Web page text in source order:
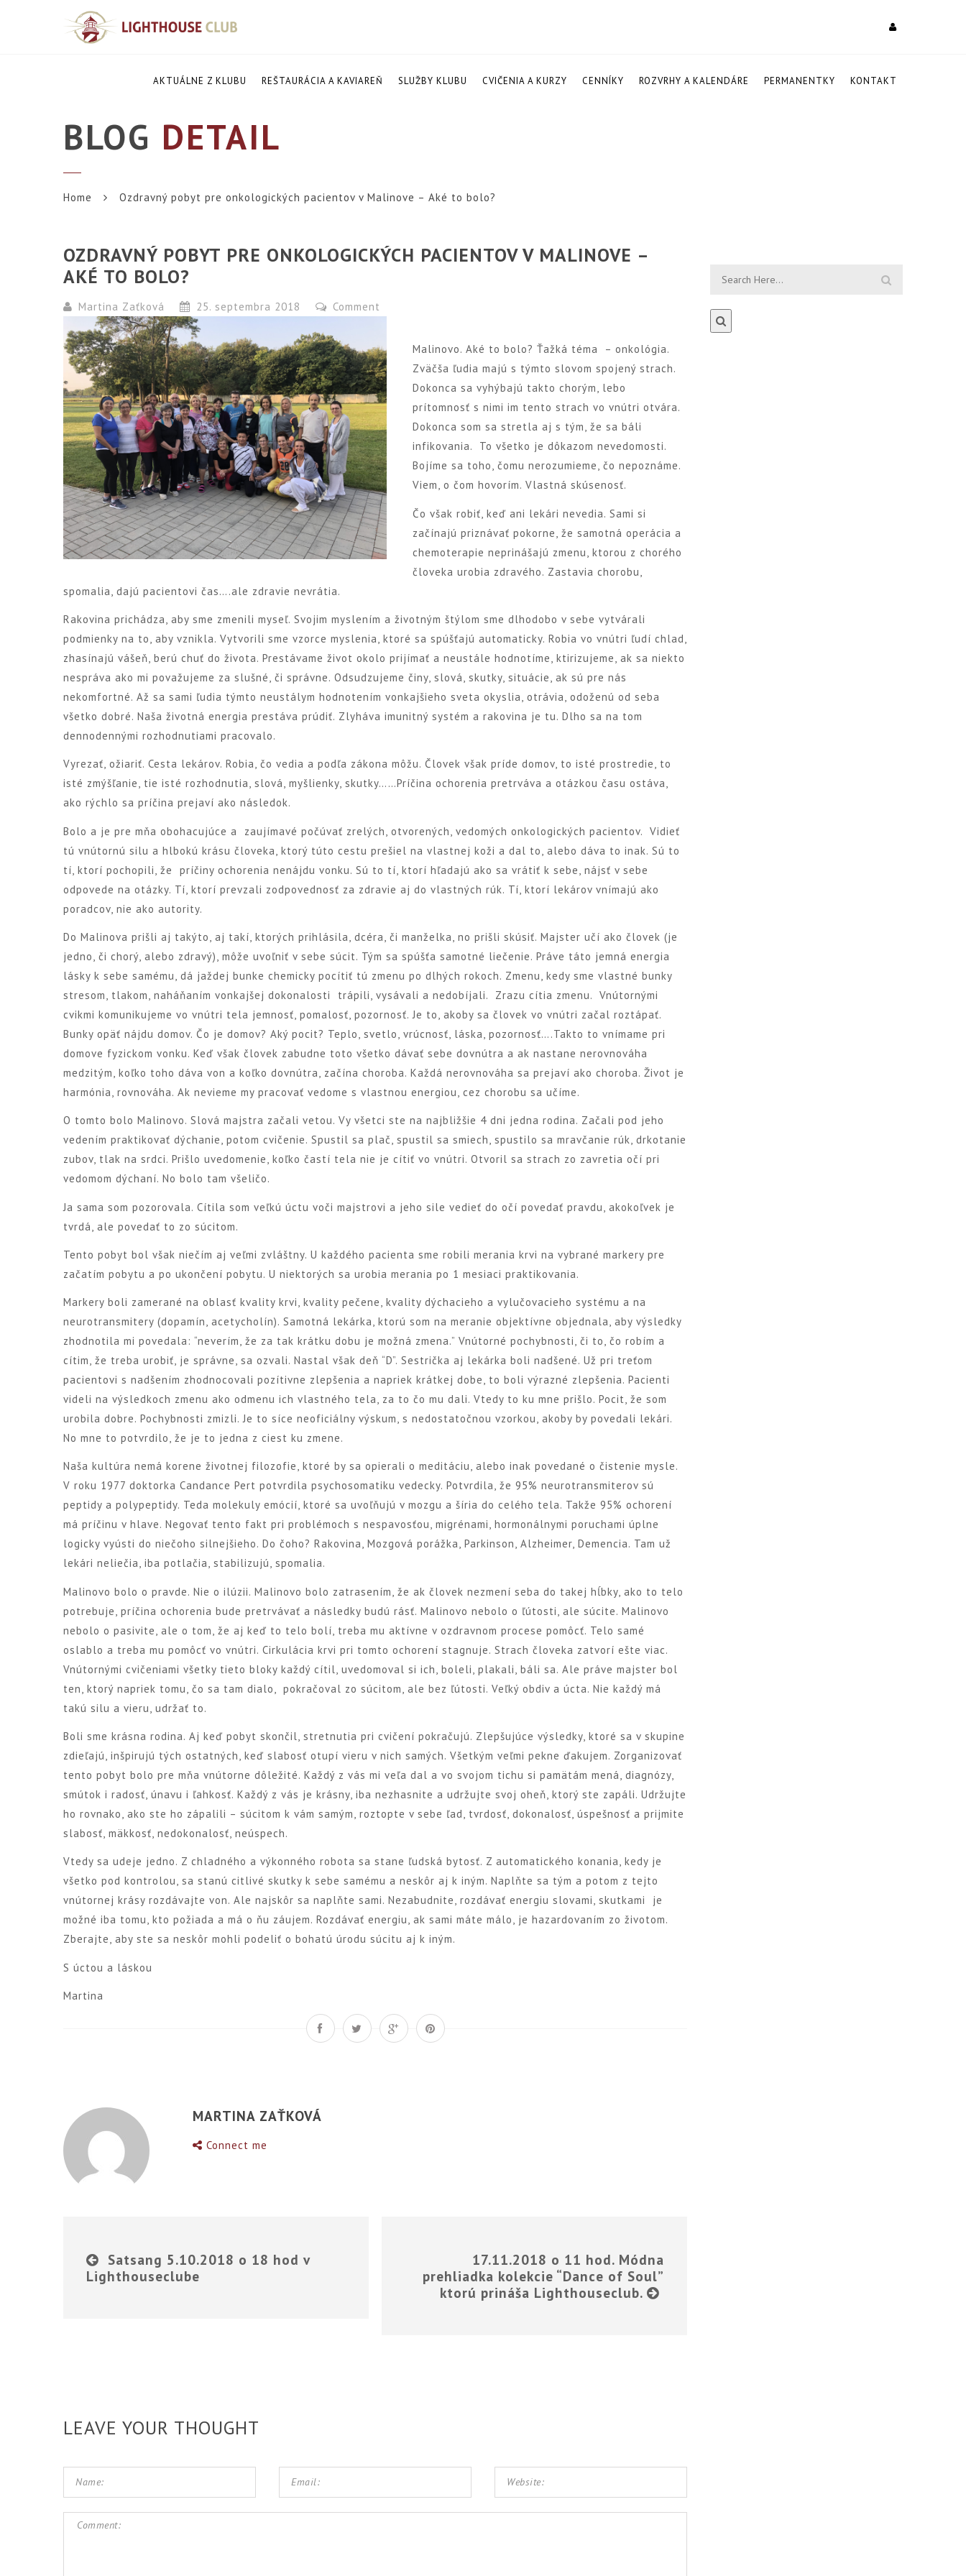
AKTUÁLNE Z KLUBU REŠTAURÁCIA A KAVIAREŇ SLUŽBY KLUBU CVIČENIA A KURZY CENNÍKY ROZVRHY A KALENDÁRE PERMANENTKY KONTAKT
BLOG DETAIL
Home Ozdravný pobyt pre onkologických pacientov v Malinove – Aké to bolo?
OZDRAVNÝ POBYT PRE ONKOLOGICKÝCH PACIENTOV V MALINOVE –
AKÉ TO BOLO?
Martina Zaťková 25. septembra 2018 Comment
Malinovo. Aké to bolo? Ťažká téma – onkológia.
Zväčša ľudia majú s týmto slovom spojený strach.
Dokonca sa vyhýbajú takto chorým, lebo
prítomnosť s nimi im tento strach vo vnútri otvára.
Dokonca som sa stretla aj s tým, že sa báli
infikovania. To všetko je dôkazom nevedomosti.
Bojíme sa toho, čomu nerozumieme, čo nepoznáme.
Viem, o čom hovorím. Vlastná skúsenosť.
Čo však robiť, keď ani lekári nevedia. Sami si
začínajú priznávať pokorne, že samotná operácia a
chemoterapie neprinášajú zmenu, ktorou z chorého
človeka urobia zdravého. Zastavia chorobu,
spomalia, dajú pacientovi čas….ale zdravie nevrátia.
Rakovina prichádza, aby sme zmenili myseľ. Svojim myslením a životným štýlom sme dlhodobo v sebe vytvárali
podmienky na to, aby vznikla. Vytvorili sme vzorce myslenia, ktoré sa spúšťajú automaticky. Robia vo vnútri ľudí chlad,
zhasínajú vášeň, berú chuť do života. Prestávame život okolo prijímať a neustále hodnotíme, ktirizujeme, ak sa niekto
nespráva ako mi považujeme za slušné, či správne. Odsudzujeme činy, slová, skutky, situácie, ak sú pre nás
nekomfortné. Až sa sami ľudia týmto neustálym hodnotením vonkajšieho sveta okyslia, otrávia, odoženú od seba
všetko dobré. Naša životná energia prestáva prúdiť. Zlyháva imunitný systém a rakovina je tu. Dlho sa na tom
dennodennými rozhodnutiami pracovalo.
Vyrezať, ožiariť. Cesta lekárov. Robia, čo vedia a podľa zákona môžu. Človek však príde domov, to isté prostredie, to
isté zmýšľanie, tie isté rozhodnutia, slová, myšlienky, skutky……Príčina ochorenia pretrváva a otázkou času ostáva,
ako rýchlo sa príčina prejaví ako následok.
Bolo a je pre mňa obohacujúce a zaujímavé počúvať zrelých, otvorených, vedomých onkologických pacientov. Vidieť
tú vnútornú silu a hlbokú krásu človeka, ktorý túto cestu prešiel na vlastnej koži a dal to, alebo dáva to inak. Sú to
tí, ktorí pochopili, že príčiny ochorenia nenájdu vonku. Sú to tí, ktorí hľadajú ako sa vrátiť k sebe, nájsť v sebe
odpovede na otázky. Tí, ktorí prevzali zodpovednosť za zdravie aj do vlastných rúk. Tí, ktorí lekárov vnímajú ako
poradcov, nie ako autority.
Do Malinova prišli aj takýto, aj takí, ktorých prihlásila, dcéra, či manželka, no prišli skúsiť. Majster učí ako človek (je
jedno, či chorý, alebo zdravý), môže uvoľniť v sebe súcit. Tým sa spúšťa samotné liečenie. Práve táto jemná energia
lásky k sebe samému, dá jaždej bunke chemicky pocítiť tú zmenu po dlhých rokoch. Zmenu, kedy sme vlastné bunky
stresom, tlakom, naháňaním vonkajšej dokonalosti trápili, vysávali a nedobíjali. Zrazu cítia zmenu. Vnútornými
cvikmi komunikujeme vo vnútri tela jemnosť, pomalosť, pozornosť. Je to, akoby sa človek vo vnútri začal roztápať.
Bunky opäť nájdu domov. Čo je domov? Aký pocit? Teplo, svetlo, vrúcnosť, láska, pozornosť….Takto to vnímame pri
domove fyzickom vonku. Keď však človek zabudne toto všetko dávať sebe dovnútra a ak nastane nerovnováha
medzitým, koľko toho dáva von a koľko dovnútra, začína choroba. Každá nerovnováha sa prejaví ako choroba. Život je
harmónia, rovnováha. Ak nevieme my pracovať vedome s vlastnou energiou, cez chorobu sa učíme.
O tomto bolo Malinovo. Slová majstra začali vetou. Vy všetci ste na najbližšie 4 dni jedna rodina. Začali pod jeho
vedením praktikovať dýchanie, potom cvičenie. Spustil sa plač, spustil sa smiech, spustilo sa mravčanie rúk, drkotanie
zubov, tlak na srdci. Prišlo uvedomenie, koľko častí tela nie je cítiť vo vnútri. Otvoril sa strach zo zavretia očí pri
vedomom dýchaní. No bolo tam všeličo.
Ja sama som pozorovala. Cítila som veľkú úctu voči majstrovi a jeho sile vedieť do očí povedať pravdu, akokoľvek je
tvrdá, ale povedať to zo súcitom.
Tento pobyt bol však niečím aj veľmi zvláštny. U každého pacienta sme robili merania krvi na vybrané markery pre
začatím pobytu a po ukončení pobytu. U niektorých sa urobia merania po 1 mesiaci praktikovania.
Markery boli zamerané na oblasť kvality krvi, kvality pečene, kvality dýchacieho a vylučovacieho systému a na
neurotransmitery (dopamín, acetycholín). Samotná lekárka, ktorú som na meranie objektívne objednala, aby výsledky
zhodnotila mi povedala: “neverím, že za tak krátku dobu je možná zmena.” Vnútorné pochybnosti, či to, čo robím a
cítim, že treba urobiť, je správne, sa ozvali. Nastal však deň “D”. Sestrička aj lekárka boli nadšené. Už pri treťom
pacientovi s nadšením zhodnocovali pozítivne zlepšenia a napriek krátkej dobe, to boli výrazné zlepšenia. Pacienti
videli na výsledkoch zmenu ako odmenu ich vlastného tela, za to čo mu dali. Vtedy to ku mne prišlo. Pocit, že som
urobila dobre. Pochybnosti zmizli. Je to síce neoficiálny výskum, s nedostatočnou vzorkou, akoby by povedali lekári.
No mne to potvrdilo, že je to jedna z ciest ku zmene.
Naša kultúra nemá korene životnej filozofie, ktoré by sa opierali o meditáciu, alebo inak povedané o čistenie mysle.
V roku 1977 doktorka Candance Pert potvrdila psychosomatiku vedecky. Potvrdila, že 95% neurotransmiterov sú
peptidy a polypeptidy. Teda molekuly emócií, ktoré sa uvoľňujú v mozgu a šíria do celého tela. Takže 95% ochorení
má príčinu v hlave. Negovať tento fakt pri problémoch s nespavosťou, migrénami, hormonálnymi poruchami úplne
logicky vyústi do niečoho silnejšieho. Do čoho? Rakovina, Mozgová porážka, Parkinson, Alzheimer, Demencia. Tam už
lekári neliečia, iba potlačia, stabilizujú, spomalia.
Malinovo bolo o pravde. Nie o ilúzii. Malinovo bolo zatrasením, že ak človek nezmení seba do takej hĺbky, ako to telo
potrebuje, príčina ochorenia bude pretrvávať a následky budú rásť. Malinovo nebolo o ľútosti, ale súcite. Malinovo
nebolo o pasivite, ale o tom, že aj keď to telo bolí, treba mu aktívne v ozdravnom procese pomôcť. Telo samé
oslablo a treba mu pomôcť vo vnútri. Cirkulácia krvi pri tomto ochorení stagnuje. Strach človeka zatvorí ešte viac.
Vnútornými cvičeniami všetky tieto bloky každý cítil, uvedomoval si ich, boleli, plakali, báli sa. Ale práve majster bol
ten, ktorý napriek tomu, čo sa tam dialo, pokračoval zo súcitom, ale bez ľútosti. Veľký obdiv a úcta. Nie každý má
takú silu a vieru, udržať to.
Boli sme krásna rodina. Aj keď pobyt skončil, stretnutia pri cvičení pokračujú. Zlepšujúce výsledky, ktoré sa v skupine
zdieľajú, inšpirujú tých ostatných, keď slabosť otupí vieru v nich samých. Všetkým veľmi pekne ďakujem. Zorganizovať
tento pobyt bolo pre mňa vnútorne dôležité. Každý z vás mi veľa dal a vo svojom tichu si pamätám mená, diagnózy,
smútok i radosť, únavu i ľahkosť. Každý z vás je krásny, iba nezhasnite a udržujte svoj oheň, ktorý ste zapáli. Udržujte
ho rovnako, ako ste ho zápalili – súcitom k vám samým, roztopte v sebe ľad, tvrdosť, dokonalosť, úspešnosť a prijmite
slabosť, mäkkosť, nedokonalosť, neúspech.
Vtedy sa udeje jedno. Z chladného a výkonného robota sa stane ľudská bytosť. Z automatického konania, kedy je
všetko pod kontrolou, sa stanú citlivé skutky k sebe samému a neskôr aj k iným. Naplňte sa tým a potom z tejto
vnútornej krásy rozdávajte von. Ale najskôr sa naplňte sami. Nezabudnite, rozdávať energiu slovami, skutkami je
možné iba tomu, kto požiada a má o ňu záujem. Rozdávať energiu, ak sami máte málo, je hazardovaním zo životom.
Zberajte, aby ste sa neskôr mohli podeliť o bohatú úrodu súcitu aj k iným.
S úctou a láskou
Martina
MARTINA ZAŤKOVÁ
Connect me
Satsang 5.10.2018 o 18 hod v
Lighthouseclube
17.11.2018 o 11 hod. Módna
prehliadka kolekcie “Dance of Soul”
ktorú prináša Lighthouseclub.
LEAVE YOUR THOUGHT